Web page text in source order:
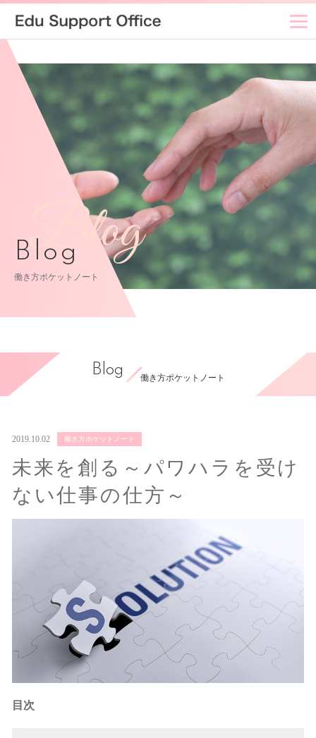
Blog
Blog
働き方ポケットノート
Blog
働き方ポケットノート
2019.10.02 働き方ポケットノート
未来を創る～パワハラを受け
ない仕事の仕方～
目次